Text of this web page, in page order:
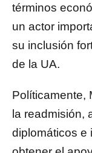
términos
un actor
su inclusión
de la UA.
Políticamente,
la readmisión,
diplomáticos e